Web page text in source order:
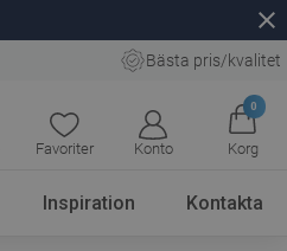
close
Bästa pris/kvalitet
Favoriter Konto
0
Korg
Inspiration Kontakta